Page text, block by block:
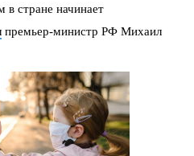
в стране начинает
премьер-министр РФ Михаил